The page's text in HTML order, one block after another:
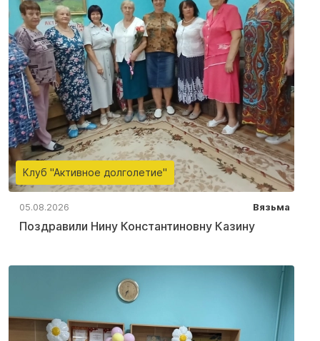
Клуб "Активное долголетие"
05.08.2026 Вязьма
Поздравили Нину Константиновну Казину